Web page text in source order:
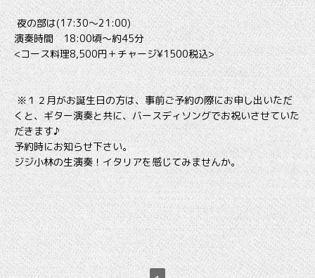
夜の部は(17:30～21:00)
演奏時間 18:00頃～約45分
<コース料理8,500円＋チャージ¥1500税込>
※１２月がお誕生日の方は、事前ご予約の際にお申し出いただ
くと、ギター演奏と共に、バースディソングでお祝いさせていた
だきます♪
予約時にお知らせ下さい。
ジジ小林の生演奏！イタリアを感じてみませんか。